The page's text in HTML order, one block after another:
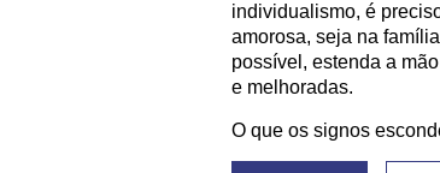
individualismo, é
amorosa, seja na
possível, estenda a
e melhoradas.
O que os signos